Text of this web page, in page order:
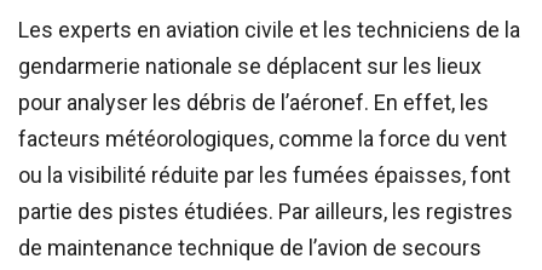
Les experts en aviation civile et les techniciens de la
gendarmerie nationale se déplacent sur les lieux
pour analyser les débris de l’aéronef. En effet, les
facteurs météorologiques, comme la force du vent
ou la visibilité réduite par les fumées épaisses, font
partie des pistes étudiées. Par ailleurs, les registres
de maintenance technique de l’avion de secours